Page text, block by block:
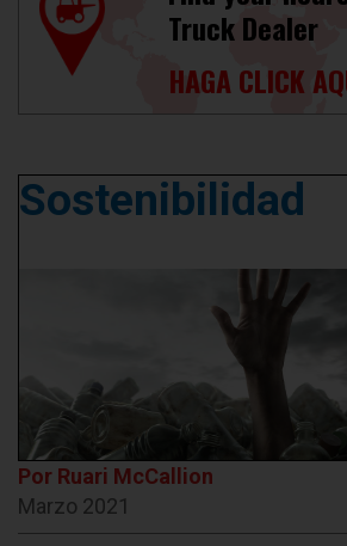
Truck Dealer
HAGA CLICK
Sostenibilidad
Por Ruari McCallion
Marzo 2021